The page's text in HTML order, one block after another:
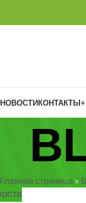
НОВОСТИКОНТАКТЫ
Главная страница »